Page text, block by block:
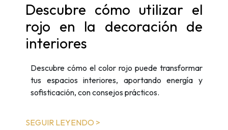
Descubre cómo utilizar el
rojo en la decoración de
interiores
Descubre cómo el color rojo puede transformar
tus espacios interiores, aportando energía y
sofisticación, con consejos prácticos.
SEGUIR LEYENDO >